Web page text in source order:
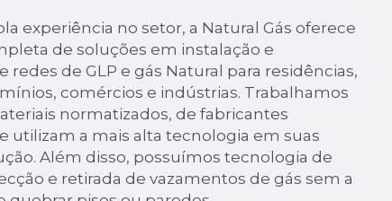
experiência no setor, a Natural Gás oferece
de soluções em instalação e
redes de GLP e gás Natural para residências,
comércios e indústrias. Trabalhamos
normatizados, de fabricantes
utilizam a mais alta tecnologia em suas
Além disso, possuímos tecnologia de
e retirada de vazamentos de gás sem a